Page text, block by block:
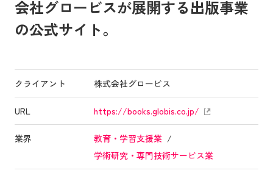
会社グロービスが展開する出版事業
の公式サイト。
クライアント 株式会社グロービス
URL https://books.globis.co.jp/
業界
教育・学習支援業
学術研究・専門技術サービス業